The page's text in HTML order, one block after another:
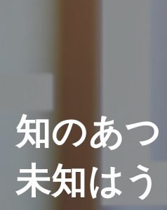
知のあ
未知はう